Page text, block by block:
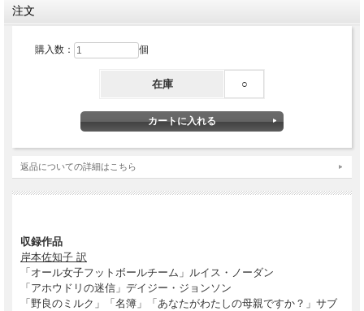
注文
購入数： 個
在庫 ○
返品についての詳細はこちら
収録作品
岸本佐知子 訳
「オール女子フットボールチーム」ルイス・ノーダン
「アホウドリの迷信」デイジー・ジョンソン
「野良のミルク」「名簿」「あなたがわたしの母親ですか？」サブ